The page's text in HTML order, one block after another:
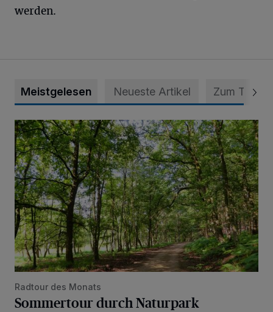
werden.
Meistgelesen Neueste Artikel Zum Thema
Sommertour durch Naturpark
Radtour des Monats
Sommertour durch Naturpark